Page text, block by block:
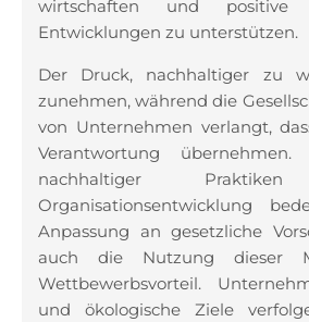
wirtschaften und positive
Entwicklungen zu unterstützen.
Der Druck, nachhaltiger zu
zunehmen, während die
von Unternehmen verlangt,
Verantwortung
nachhaltiger
Organisationsentwicklung
Anpassung an gesetzliche
auch die Nutzung dieser
Wettbewerbsvorteil.
und ökologische Ziele